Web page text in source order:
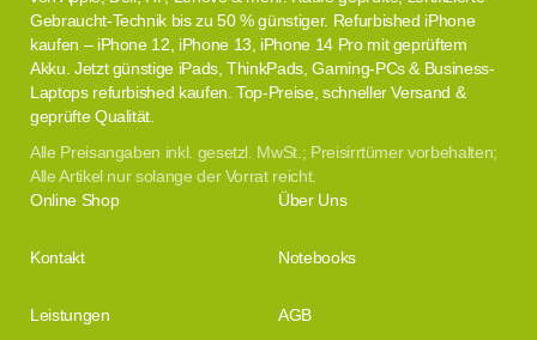
Gebraucht-Technik bis zu 50 % günstiger. Refurbished iPhone
kaufen – iPhone 12, iPhone 13, iPhone 14 Pro mit geprüftem
Akku. Jetzt günstige iPads, ThinkPads, Gaming-PCs & Business-
Laptops refurbished kaufen. Top-Preise, schneller Versand &
geprüfte Qualität.
Alle Preisangaben inkl. gesetzl. MwSt.; Preisirrtümer vorbehalten;
Alle Artikel nur solange der Vorrat reicht.
Online Shop Über Uns
Kontakt Notebooks
Leistungen AGB